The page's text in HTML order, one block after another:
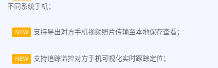
不同系统手机；
NEW 支持导出对方手机视频照片传输至本地保存查看；
NEW 支持追踪监控对方手机可视化实时跟踪定位；